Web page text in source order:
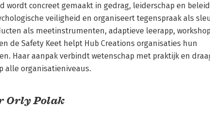
wordt concreet gemaakt in gedrag, leiderschap en
veiligheid en organiseert tegenspraak als
als meetinstrumenten, adaptieve leerapp,
de Safety Keet helpt Hub Creations organisaties hun
Haar aanpak verbindt wetenschap met praktijk en
alle organisatieniveaus.
Orly Polak